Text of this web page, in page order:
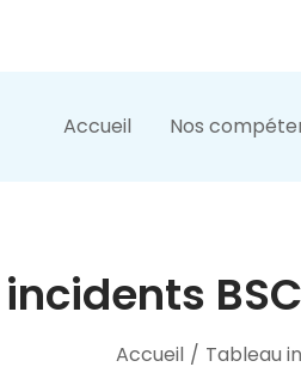
Accueil Nos
Accueil / Tableau